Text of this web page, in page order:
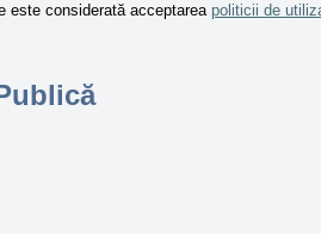
este considerată acceptarea politicii de